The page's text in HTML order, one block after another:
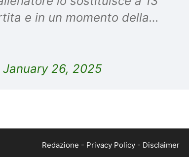
Editrice Sphera Media Srls e di proprietà